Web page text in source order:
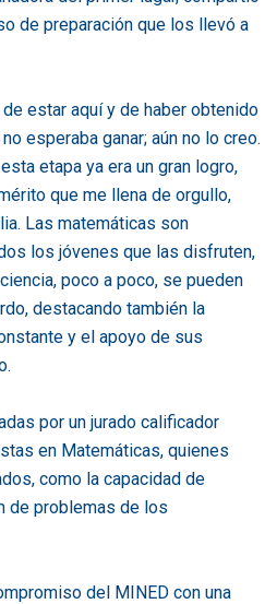
de preparación que los llevó a
estar aquí y de haber obtenido
esperaba ganar; aún no lo creo.
etapa ya era un gran logro,
que me llena de orgullo,
Las matemáticas son
los jóvenes que las disfruten,
poco a poco, se pueden
destacando también la
y el apoyo de sus
por un jurado calificador
en Matemáticas, quienes
como la capacidad de
de problemas de los
del MINED con una